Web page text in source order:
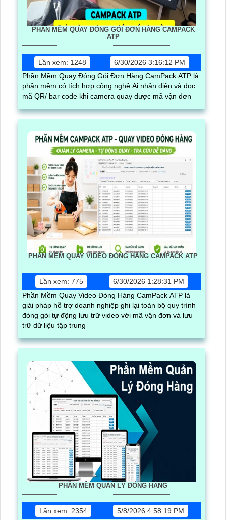
PHẦN MỀM QUAY ĐÓNG GÓI ĐƠN HÀNG CAMPACK
ATP
Lần xem: 1248
6/30/2026 3:16:12 PM
Phần Mềm Quay Đóng Gói Đơn Hàng CamPack ATP là
phần mềm có tích hợp công nghệ Ai nhận diện và dọc
mã QR/ bar code khi camera quay được mã vận đơn
PHẦN MỀM QUAY VIDEO ĐÓNG HÀNG CAMPACK ATP
Lần xem: 775
6/30/2026 1:28:31 PM
Phần Mềm Quay Video Đóng Hàng CamPack ATP là
giải pháp hỗ trợ doanh nghiệp ghi lại toàn bộ quy trình
đóng gói tự động lưu trữ video với mã vận đơn và lưu
trữ dữ liệu tập trung
PHẦN MỀM QUẢN LÝ ĐÓNG HÀNG
Lần xem: 2354
5/8/2026 4:58:19 PM